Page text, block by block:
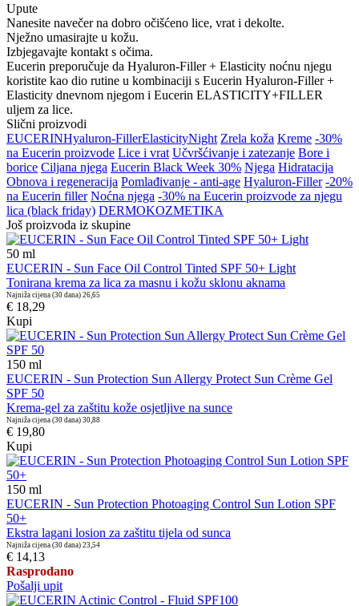
Upute
Nanesite navečer na dobro očišćeno lice, vrat i dekolte.
Nježno umasirajte u kožu.
Izbjegavajte kontakt s očima.
Eucerin preporučuje da Hyaluron-Filler + Elasticity noćnu njegu
koristite kao dio rutine u kombinaciji s Eucerin Hyaluron-Filler +
Elasticity dnevnom njegom i Eucerin ELASTICITY+FILLER
uljem za lice.
Slični proizvodi
EUCERINHyaluron-FillerElasticityNight Zrela koža Kreme -30%
na Eucerin proizvode Lice i vrat Učvršćivanje i zatezanje Bore i
borice Ciljana njega Eucerin Black Week 30% Njega Hidratacija
Obnova i regeneracija Pomlađivanje - anti-age Hyaluron-Filler -20%
na Eucerin filler Noćna njega -30% na Eucerin proizvode za njegu
lica (black friday) DERMOKOZMETIKA
Još proizvoda iz skupine
50 ml
EUCERIN - Sun Face Oil Control Tinted SPF 50+ Light
Tonirana krema za lica za masnu i kožu sklonu aknama
Najniža cijena (30 dana) 26,65
€ 18,29
Kupi
150 ml
EUCERIN - Sun Protection Sun Allergy Protect Sun Crème Gel
SPF 50
Krema-gel za zaštitu kože osjetljive na sunce
Najniža cijena (30 dana) 30,88
€ 19,80
Kupi
150 ml
EUCERIN - Sun Protection Photoaging Control Sun Lotion SPF
50+
Ekstra lagani losion za zaštitu tijela od sunca
Najniža cijena (30 dana) 23,54
€ 14,13
Rasprodano
Pošalji upit